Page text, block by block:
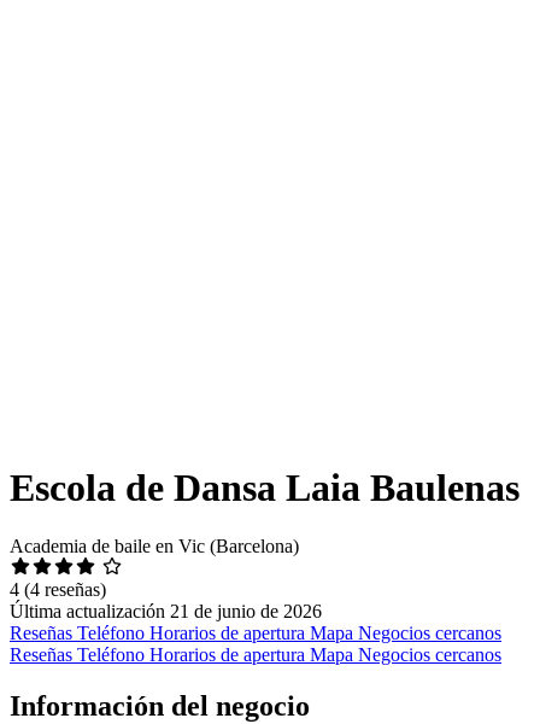
Escola de Dansa Laia Baulenas
Academia de baile en Vic (Barcelona)
4 (4 reseñas)
Última actualización 21 de junio de 2026
Reseñas Teléfono Horarios de apertura Mapa Negocios cercanos
Reseñas Teléfono Horarios de apertura Mapa Negocios cercanos
Información del negocio